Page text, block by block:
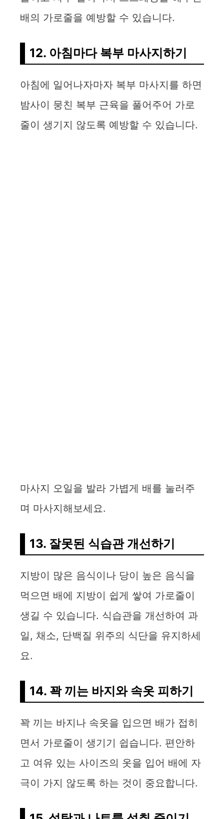
배의 가로줄을 예방할 수 있습니다.
12. 아침마다 복부 마사지하기
아침에 일어나자마자 복부 마사지를 하면
밤사이 뭉친 복부 근육을 풀어주어 가로
줄이 생기지 않도록 예방할 수 있습니다.
마사지 오일을 발라 가볍게 배를 눌러주
며 마사지해보세요.
13. 잘못된 식습관 개선하기
지방이 많은 음식이나 당이 높은 음식을
먹으면 배에 지방이 쉽게 쌓여 가로줄이
생길 수 있습니다. 식습관을 개선하여 과
일, 채소, 단백질 위주의 식단을 유지하세
요.
14. 꽉 끼는 바지와 속옷 피하기
꽉 끼는 바지나 속옷을 입으면 배가 접히
면서 가로줄이 생기기 쉽습니다. 편안하
고 여유 있는 사이즈의 옷을 입어 배에 자
극이 가지 않도록 하는 것이 중요합니다.